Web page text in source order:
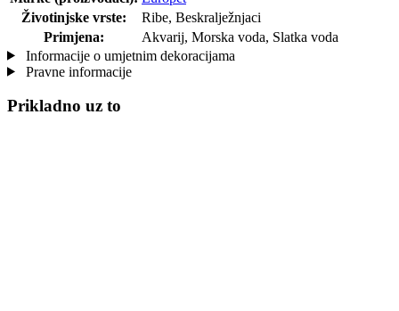
Životinjske vrste:
Ribe, Beskralježnjaci
Primjena:
Akvarij, Morska voda, Slatka voda
Informacije o umjetnim dekoracijama
Pravne informacije
Prikladno uz to